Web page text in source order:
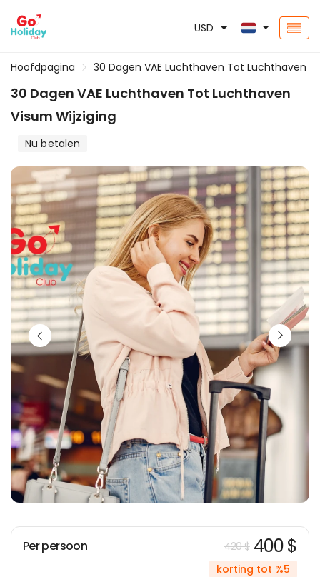
USD
Hoofdpagina 30 Dagen VAE Luchthaven Tot Luchthaven
30 Dagen VAE Luchthaven Tot Luchthaven
Visum Wijziging
Nu betalen
Per persoon 420 $ 400 $
korting tot %5